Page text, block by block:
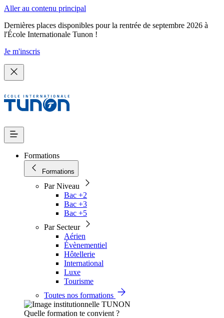
Aller au contenu principal
Dernières places disponibles pour la rentrée de septembre 2026 à
l'École Internationale Tunon !
Je m'inscris
Formations
Formations
Par Niveau
Bac +2
Bac +3
Bac +5
Par Secteur
Aérien
Évènementiel
Hôtellerie
International
Luxe
Tourisme
Toutes nos formations
Quelle formation te convient ?